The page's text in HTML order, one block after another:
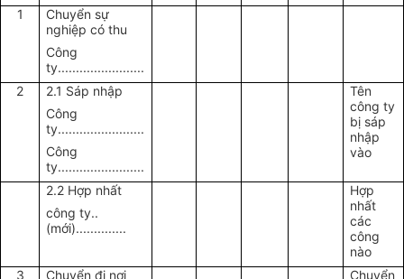
1
Chuyển sự
nghiệp có thu
Công
ty........................
2
2.1 Sáp nhập
Công
ty........................
Công
ty........................
Tên
công ty
bị sáp
nhập
vào
2.2 Hợp nhất
công ty..
(mới)..............
Hợp
nhất
các
công
nào
3
Chuyển đi nơi
Chuyển